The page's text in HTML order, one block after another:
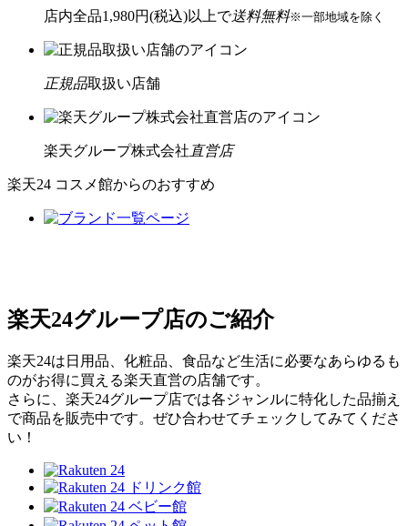
店内全品1,980円(税込)以上で送料無料※一部地域を除く
正規品取扱い店舗
楽天グループ株式会社 直営店
楽天24 コスメ館からのおすすめ
楽天24グループ店のご紹介
楽天24は日用品、化粧品、食品など生活に必要なあらゆるも
のがお得に買える楽天直営の店舗です。
さらに、楽天24グループ店では各ジャンルに特化した品揃え
で商品を販売中です。ぜひ合わせてチェックしてみてくださ
い！